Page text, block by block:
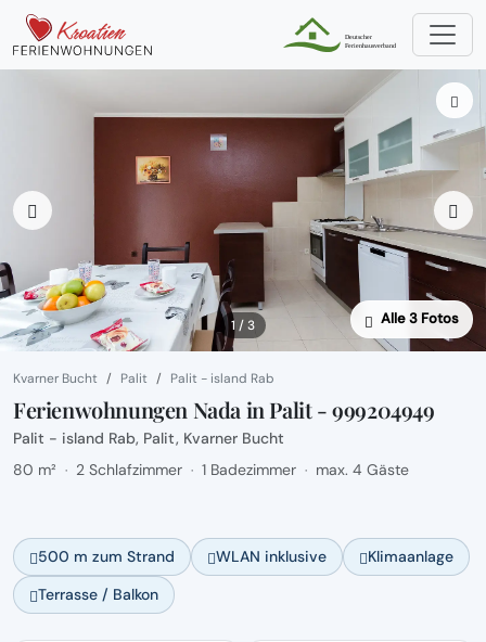
1 / 3 Alle 3 Fotos
Kvarner Bucht Palit Palit - island Rab
Ferienwohnungen Nada in Palit - 999204949
Palit - island Rab, Palit, Kvarner Bucht
80 m² · 2 Schlafzimmer · 1 Badezimmer · max. 4 Gäste
500 m zum Strand WLAN inklusive
Klimaanlage
Terrasse / Balkon